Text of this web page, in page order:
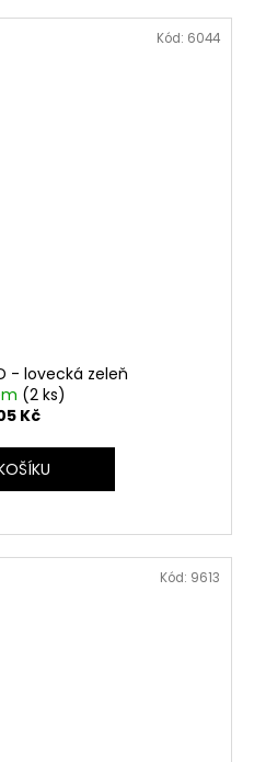
- lovecká zeleň
(2 ks)
Kč
Kód: 6044
Kód: 9613